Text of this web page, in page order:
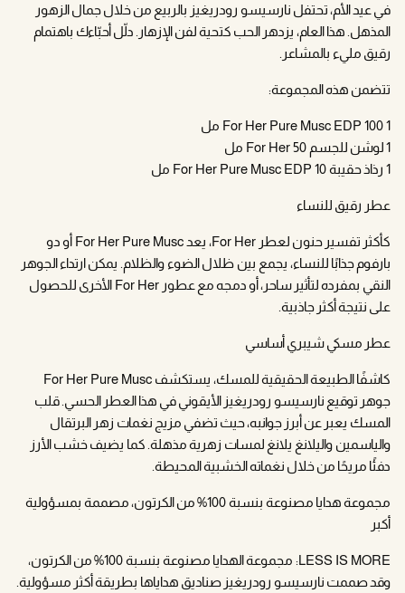
في عيد الأم، تحتفل نارسيسو رودريغيز بالربيع من خلال جمال الزهور
المذهل. هذا العام، يزدهر الحب كتحية لفن الإزهار. دلّل أحبّاءك باهتمام
رقيق مليء بالمشاعر.
تتضمن هذه المجموعة:
1 For Her Pure Musc EDP 100 مل
1 لوشن للجسم For Her 50 مل
1 رذاذ حقيبة For Her Pure Musc EDP 10 مل
عطر رقيق للنساء
كأكثر تفسير حنون لعطر For Her، يعد For Her Pure Musc أو دو
بارفوم جذابًا للنساء، يجمع بين ظلال الضوء والظلام. يمكن ارتداء الجوهر
النقي بمفرده لتأثير ساحر، أو دمجه مع عطور For Her الأخرى للحصول
على نتيجة أكثر جاذبية.
عطر مسكي شيبري أساسي
كاشفًا الطبيعة الحقيقية للمسك، يستكشف For Her Pure Musc
جوهر توقيع نارسيسو رودريغيز الأيقوني في هذا العطر الحسي. قلب
المسك يعبر عن أبرز جوانبه، حيث تضفي مزيج نغمات زهر البرتقال
والياسمين واليلانغ يلانغ لمسات زهرية مذهلة. كما يضيف خشب الأرز
دفئًا مريحًا من خلال نغماته الخشبية المحيطة.
مجموعة هدايا مصنوعة بنسبة 100% من الكرتون، مصممة بمسؤولية
أكبر
LESS IS MORE: مجموعة الهدايا مصنوعة بنسبة 100% من الكرتون،
وقد صممت نارسيسو رودريغيز صناديق هداياها بطريقة أكثر مسؤولية.